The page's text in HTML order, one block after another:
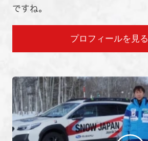
ですね。
プロフィールを見る